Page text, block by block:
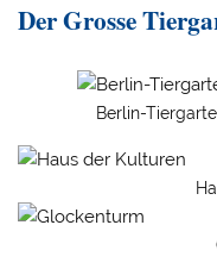
Der Grosse
Berlin-